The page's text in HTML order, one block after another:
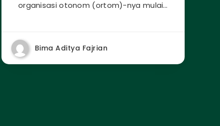
organisasi otonom (ortom)-nya mulai…
Bima Aditya Fajrian